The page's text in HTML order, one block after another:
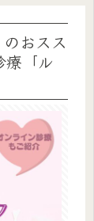
おスス
療「ル